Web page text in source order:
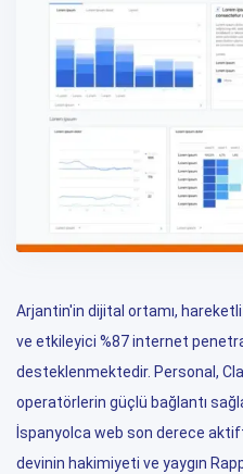
Arjantin'in dijital ortamı,
ve etkileyici %87 internet
desteklenmektedir. Personal,
operatörlerin güçlü bağlantı
İspanyolca web son derece
devinin hakimiyeti ve yaygın